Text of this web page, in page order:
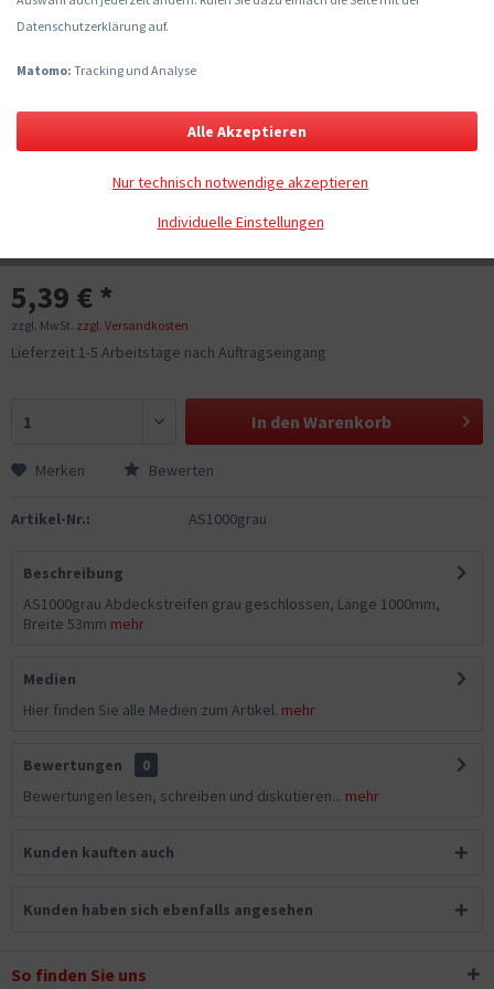
5,39 € *
zzgl. MwSt. zzgl. Versandkosten
Lieferzeit 1-5 Arbeitstage nach Auftragseingang
In den Warenkorb
Merken Bewerten
Artikel-Nr.: AS1000grau
Beschreibung
AS1000grau Abdeckstreifen grau geschlossen, Länge 1000mm,
Breite 53mm mehr
Medien
Hier finden Sie alle Medien zum Artikel. mehr
Bewertungen
0
Bewertungen lesen, schreiben und diskutieren... mehr
Kunden kauften auch
Kunden haben sich ebenfalls angesehen
So finden Sie uns
Datenschutzerklärung auf.
Matomo: Tracking und Analyse
Individuelle Einstellungen
Nur technisch notwendige akzeptieren
Alle Akzeptieren